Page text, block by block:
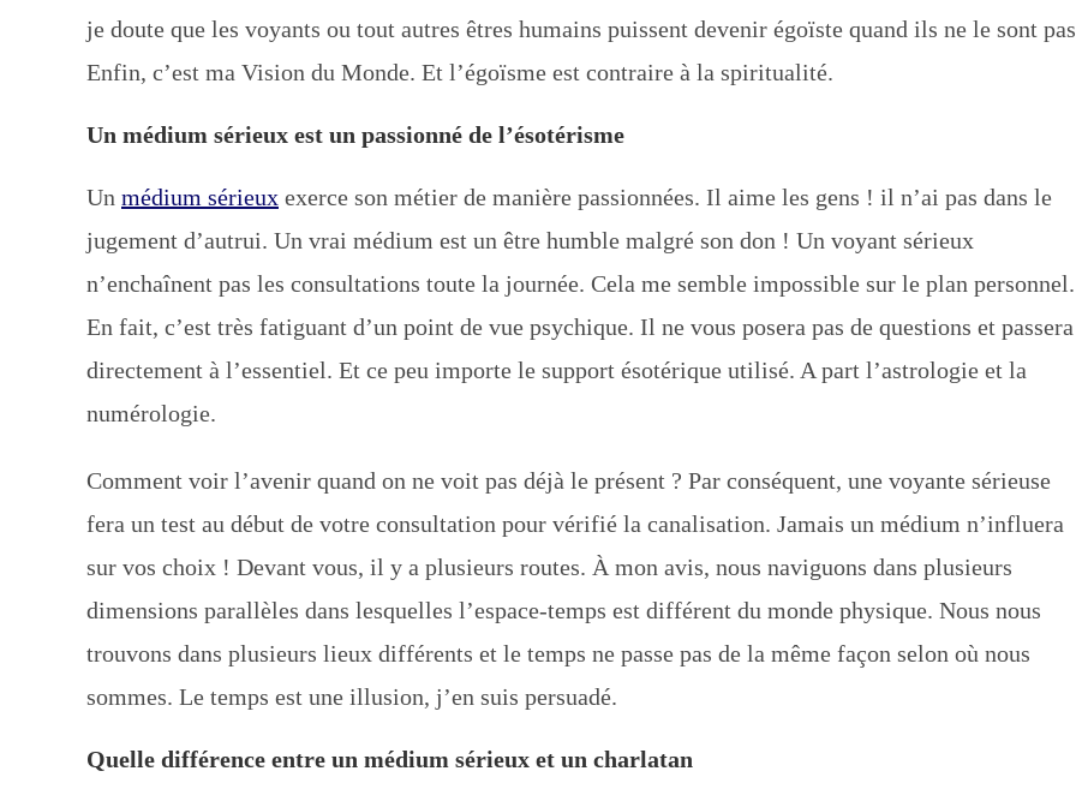
je doute que les voyants ou tout autres êtres humains puissent devenir égoïste quand ils ne le sont
Enfin, c’est ma Vision du Monde. Et l’égoïsme est contraire à la spiritualité.
Un médium sérieux est un passionné de l’ésotérisme
Un médium sérieux exerce son métier de manière passionnées. Il aime les gens ! il n’ai pas dans le
jugement d’autrui. Un vrai médium est un être humble malgré son don ! Un voyant sérieux
n’enchaînent pas les consultations toute la journée. Cela me semble impossible sur le plan personnel.
En fait, c’est très fatiguant d’un point de vue psychique. Il ne vous posera pas de questions et passera
directement à l’essentiel. Et ce peu importe le support ésotérique utilisé. A part l’astrologie et la
numérologie.
Comment voir l’avenir quand on ne voit pas déjà le présent ? Par conséquent, une voyante sérieuse
fera un test au début de votre consultation pour vérifié la canalisation. Jamais un médium n’influera
sur vos choix ! Devant vous, il y a plusieurs routes. À mon avis, nous naviguons dans plusieurs
dimensions parallèles dans lesquelles l’espace-temps est différent du monde physique. Nous nous
trouvons dans plusieurs lieux différents et le temps ne passe pas de la même façon selon où nous
sommes. Le temps est une illusion, j’en suis persuadé.
Quelle différence entre un médium sérieux et un charlatan